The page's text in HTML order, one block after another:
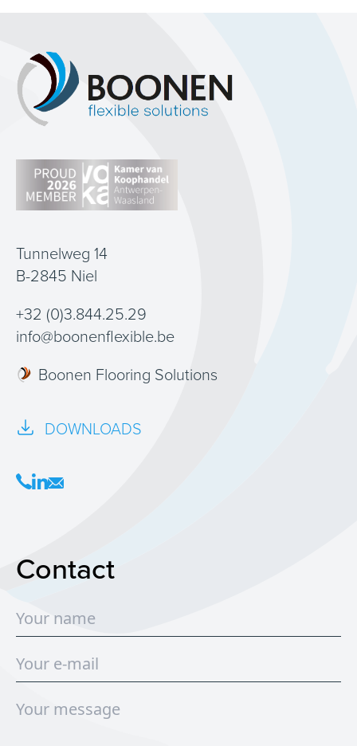
Tunnelweg 14
B-2845 Niel
+32 (0)3.844.25.29
info@boonenflexible.be
Boonen Flooring Solutions
DOWNLOADS
Contact